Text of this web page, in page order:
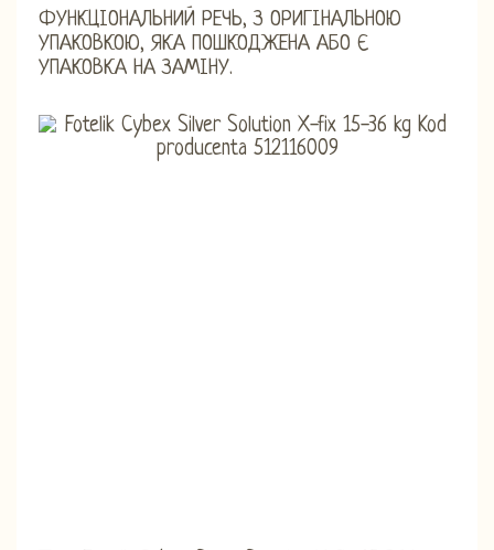
ФУНКЦІОНАЛЬНИЙ РЕЧЬ, З ОРИГІНАЛЬНОЮ
УПАКОВКОЮ, ЯКА ПОШКОДЖЕНА АБО Є
УПАКОВКА НА ЗАМІНУ.